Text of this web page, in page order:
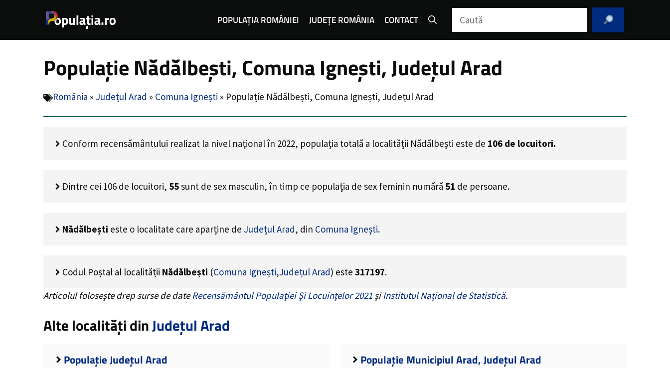
POPULAȚIA ROMÂNIEI JUDEȚE ROMÂNIA CONTACT Caută
Populație Nădălbești, Comuna Ignești, Județul Arad
România » Județul Arad » Comuna Ignești » Populație Nădălbești, Comuna Ignești, Județul Arad
Conform recensământului realizat la nivel național în 2022, populația totală a localității Nădălbești este de 106 de locuitori.
Dintre cei 106 de locuitori, 55sunt de sex masculin, în timp ce populația de sex feminin numără 51 de persoane.
Nădălbești este o localitate care aparține de Județul Arad, din Comuna Ignești.
Codul Poștal al localității Nădălbești (Comuna Ignești,Județul Arad) este 317197.
Articolul folosește drep surse de dateRecensământul Populației Și Locuințelor 2021 șiInstitutul Național de Statistică.
Alte localități dinJudețul Arad
Populație Județul Arad Populație Municipiul Arad, Județul Arad